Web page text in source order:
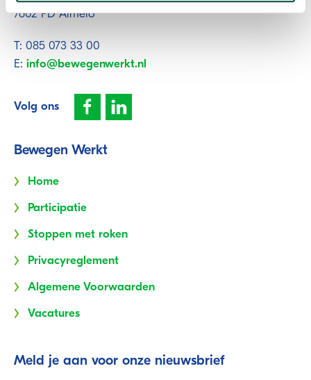
7602 PD Almelo
T: 085 073 33 00
E: info@bewegenwerkt.nl
Volg ons
Bewegen Werkt
Home
Participatie
Stoppen met roken
Privacyreglement
Algemene Voorwaarden
Vacatures
Meld je aan voor onze nieuwsbrief